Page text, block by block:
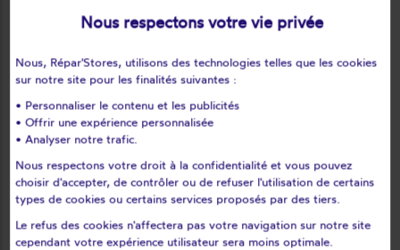
Le tertre-saint-denis
Le tremblay-sur-mauldre
Les bréviaires
Les clayes-sous-bois
Les essarts-le-roi
Les loges-en-josas
Les mesnuls
Les mureaux
Lévis-saint-nom
Limetz-villez
Lommoye
Longnes
Longvilliers
Louveciennes
L'étang-la-ville
Magnanville
Magny-les-hameaux
Nous respectons votre vie privée
Nous, Répar'Stores, utilisons des technologies telles que les cookies
sur notre site pour les finalités suivantes :
• Personnaliser le contenu et les publicités
• Offrir une expérience personnalisée
• Analyser notre trafic.
Nous respectons votre droit à la confidentialité et vous pouvez
choisir d'accepter, de contrôler ou de refuser l'utilisation de certains
types de cookies ou certains services proposés par des tiers.
Le refus des cookies n'affectera pas votre navigation sur notre site
cependant votre expérience utilisateur sera moins optimale.